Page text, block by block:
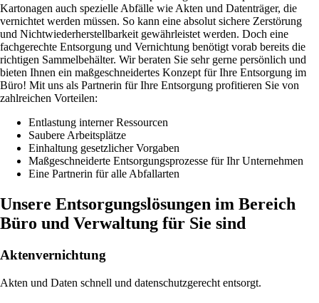
Kartonagen auch spezielle Abfälle wie Akten und Datenträger, die
vernichtet werden müssen. So kann eine absolut sichere Zerstörung
und Nichtwiederherstellbarkeit gewährleistet werden. Doch eine
fachgerechte Entsorgung und Vernichtung benötigt vorab bereits die
richtigen Sammelbehälter. Wir beraten Sie sehr gerne persönlich und
bieten Ihnen ein maßgeschneidertes Konzept für Ihre Entsorgung im
Büro! Mit uns als Partnerin für Ihre Entsorgung profitieren Sie von
zahlreichen Vorteilen:
Entlastung interner Ressourcen
Saubere Arbeitsplätze
Einhaltung gesetzlicher Vorgaben
Maßgeschneiderte Entsorgungsprozesse für Ihr Unternehmen
Eine Partnerin für alle Abfallarten
Unsere Entsorgungslösungen im Bereich
Büro und Verwaltung für Sie sind
Aktenvernichtung
Akten und Daten schnell und datenschutzgerecht entsorgt.